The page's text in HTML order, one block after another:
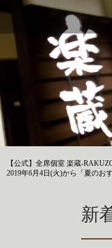
【公式】全席個室 楽蔵
2019年6月4日(火)から「夏のお
新